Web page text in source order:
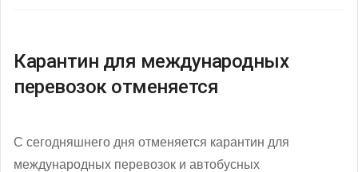
Карантин для международных
перевозок отменяется
С сегодняшнего дня отменяется карантин для
международных перевозок и автобусных